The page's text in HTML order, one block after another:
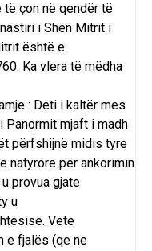
të çon në qendër të
i Shën Mitrit i
është e
Ka vlera të mëdha
: Deti i kaltër mes
Panormit mjaft i madh
përfshijnë midis tyre
natyrore për ankorimin
provua gjate
u
Vete
e fjalës (qe ne